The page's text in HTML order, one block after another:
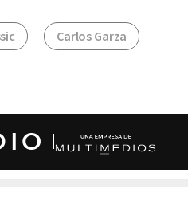
Carlos Garza